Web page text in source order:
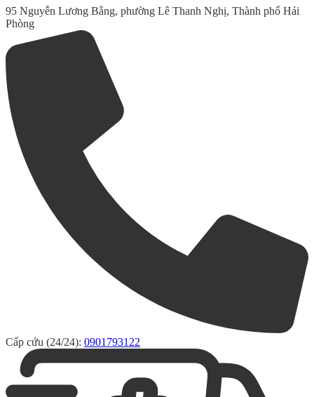
95 Nguyễn Lương Bằng, phường Lê Thanh Nghị, Thành phố Hải
Phòng
Cấp cứu (24/24): 0901793122